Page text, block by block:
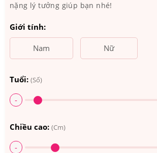
nặng lý tưởng giúp bạn nhé!
Giới tính:
Nam Nữ
Tuổi: (Số)
-
Chiều cao: (Cm)
-